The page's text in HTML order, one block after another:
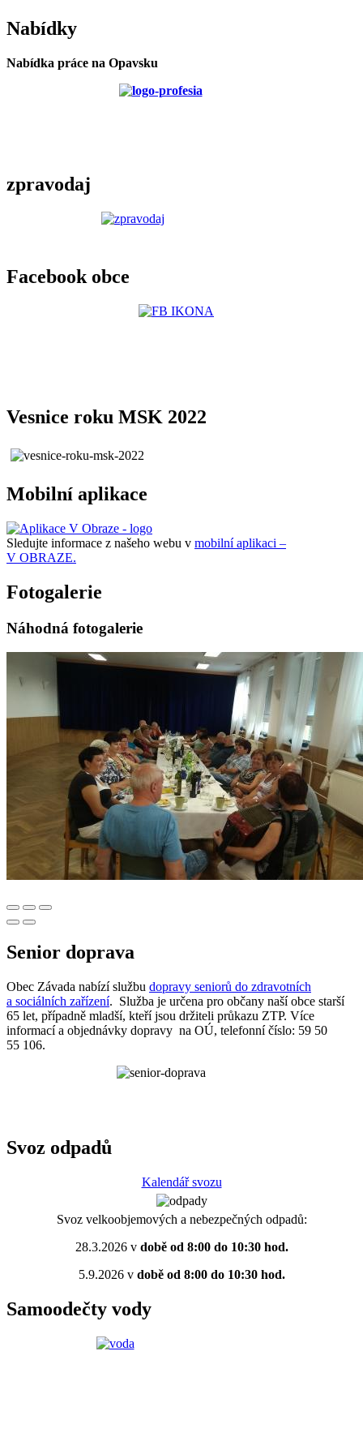
Nabídky
Nabídka práce na Opavsku
zpravodaj
Facebook obce
Vesnice roku MSK 2022
Mobilní aplikace
Sledujte informace z našeho webu v mobilní aplikaci –
V OBRAZE.
Fotogalerie
Náhodná fotogalerie
Senior doprava
Obec Závada nabízí službu dopravy seniorů do zdravotních
a sociálních zařízení. Služba je určena pro občany naší obce starší
65 let, případně mladší, kteří jsou držiteli průkazu ZTP. Více
informací a objednávky dopravy na OÚ, telefonní číslo: 59 50
55 106.
Svoz odpadů
Kalendář svozu
Svoz velkoobjemových a nebezpečných odpadů:
28.3.2026 vdobě od 8:00 do 10:30 hod.
5.9.2026 vdobě od 8:00 do 10:30 hod.
Samoodečty vody